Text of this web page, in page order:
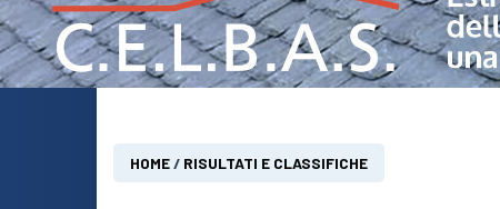
contenuto
principale
Futsal Rugby
Tu
HOME/ RISULTATI E CLASSIFICHE